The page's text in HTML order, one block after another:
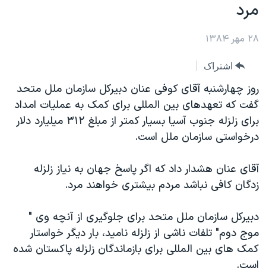
به
صفحه
جهش
جستجو
آمریکا
جهان
ویژه برنامه‌ها
ویدیوها
فرهنگ و زندگی
حقوق شهروندی
اقتصادی
اسرائیل در جنگ
گالری عکس
جدول برنامه ها
صفحه‌های ویژه
۲۵۰سالگی آمریکا
بایگانی برنامه‌های تلویزیونی
مستندها
انتخابات ریاست جمهوری آمریکا ۲۰۲۴
حمله جمهوری اسلامی به اسرائیل
ورزش زنان در ایران
اعتراضات زن، زندگی، آزادی
فرکانس‌های صدای آمریکا
یادگیری زبان انگلیسی
دنبال کنید
زبانهای مختلف
مرد
۲۸ مهر ۱۳۸۴
اشتراک
روز چهارشنبه آقای کوفی عنان دبيرکل سازمان ملل متحد
گفت که تعهدهای بين المللی برای کمک به عمليات امداد
برای زلزله جنوب آسيا بسيار کمتر از مبلغ ۳۱۲ ميليارد دلار
درخواستی سازمان ملل است.
آقای عنان هشدار داد که اگر پاسخ جهان به نياز زلزله
زدگان کافی نباشد مردم بيشتری خواهند مرد.
دبيرکل سازمان ملل متحد برای جلوگيری از آنچه وی "
موج دوم" تلفات ناشی از زلزله ناميد، بار ديگر خواستار
کمک های بين المللی برای بازماندگان زلزله پاکستان شده
است.